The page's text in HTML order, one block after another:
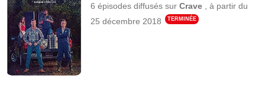
6 épisodes diffusés surCrave ,à partir du
25 décembre 2018
TERMINÉE